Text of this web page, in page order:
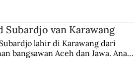
Subardjo van Karawang
lahir di Karawang dari
bangsawan Aceh dan Jawa. Anak